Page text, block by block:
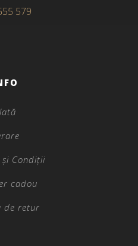
579
și Condiții
cadou
de retur